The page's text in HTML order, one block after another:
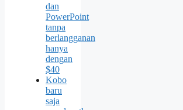
dan
PowerPoint
tanpa
berlangganan
hanya
dengan
$40
Kobo
baru
saja